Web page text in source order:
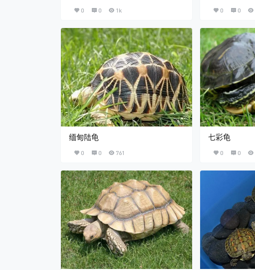
0 0 1k 0 0
缅甸陆龟
0 0 761
七彩龟
0 0